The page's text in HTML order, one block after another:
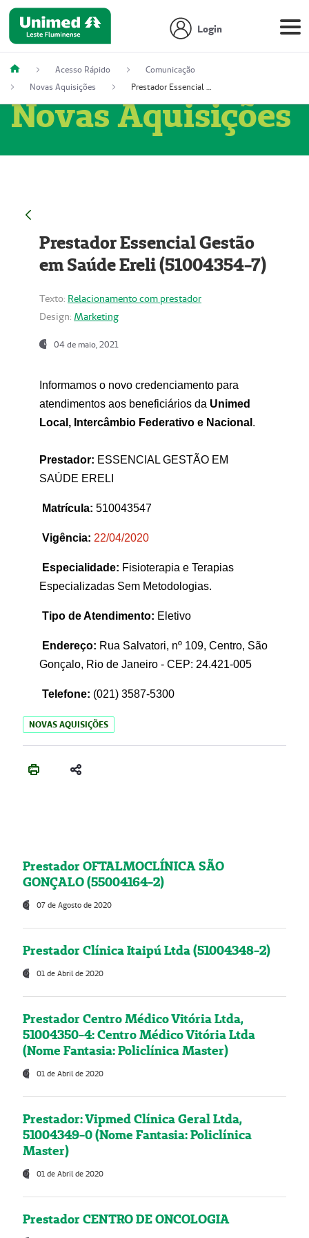
Login
Acesso Rápido
Comunicação
Novas Aquisições
Prestador Essencial Gestão em Saúde Ereli (51004354-7)
Novas Aquisições
Prestador Essencial Gestão
em Saúde Ereli (51004354-7)
Texto: Relacionamento com prestador
Design: Marketing
04 de maio, 2021
Informamos o novo credenciamento para
atendimentos aos beneficiários da Unimed
Local, Intercâmbio Federativo e Nacional .
Prestador: ESSENCIAL GESTÃO EM
SAÚDE ERELI
Matrícula: 510043547
Vigência: 22/04/2020
Especialidade: Fisioterapia e Terapias
Especializadas Sem Metodologias.
Tipo de Atendimento: Eletivo
Endereço: Rua Salvatori, nº 109, Centro, São
Gonçalo, Rio de Janeiro - CEP: 24.421-005
Telefone: (021) 3587-5300
NOVAS AQUISIÇÕES
Prestador OFTALMOCLÍNICA SÃO
GONÇALO (55004164-2)
07 de Agosto de 2020
Prestador Clínica Itaipú Ltda (51004348-2)
01 de Abril de 2020
Prestador Centro Médico Vitória Ltda,
51004350-4: Centro Médico Vitória Ltda
(Nome Fantasia: Policlínica Master)
01 de Abril de 2020
Prestador: Vipmed Clínica Geral Ltda,
51004349-0 (Nome Fantasia: Policlínica
Master)
01 de Abril de 2020
Prestador CENTRO DE ONCOLOGIA